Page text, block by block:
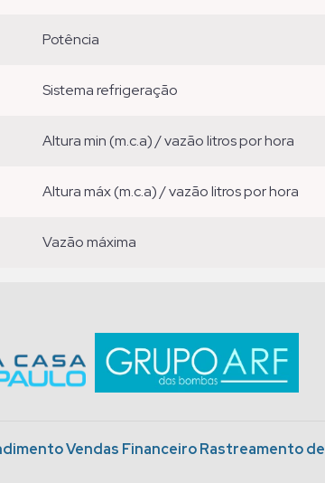
potência
sistema refrigeração
altura min (m.c.a) / vazão litros por hora
altura máx (m.c.a) / vazão litros por hora
vazão máxima
Vendas Financeiro Rastreamento de